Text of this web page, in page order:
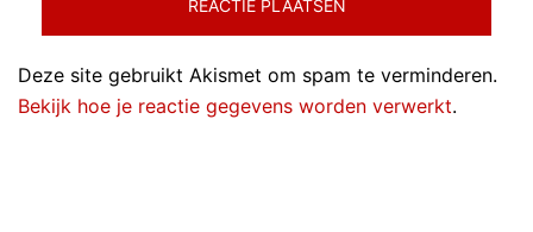
Deze site gebruikt Akismet om spam te verminderen.
Bekijk hoe je reactie gegevens worden verwerkt.